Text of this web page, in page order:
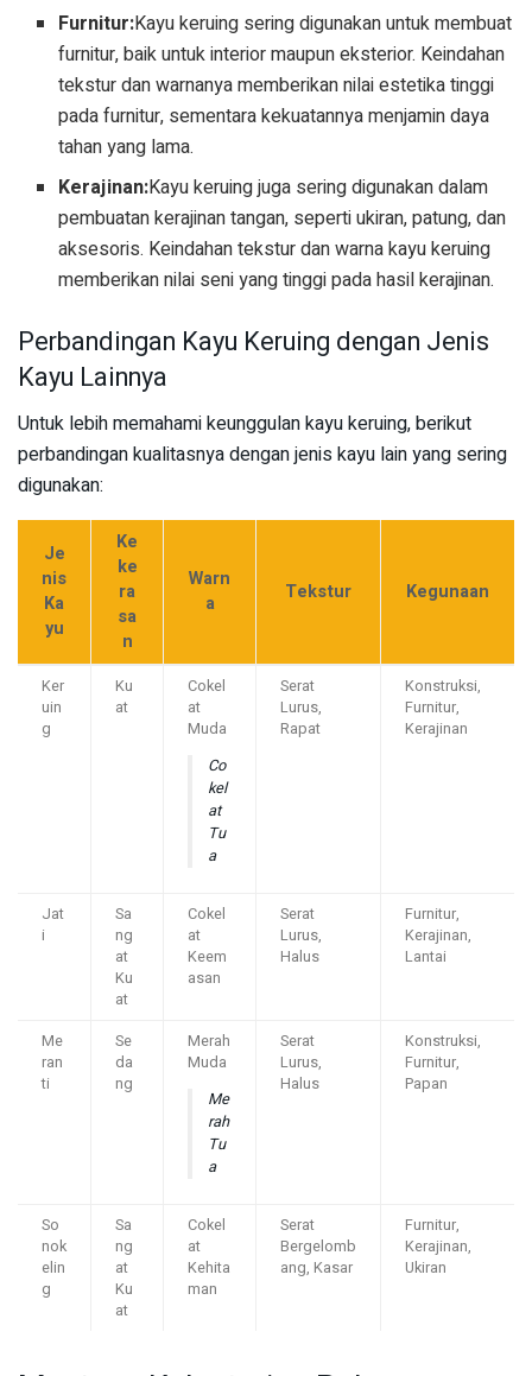
Furnitur:Kayu keruing sering digunakan untuk membuat
furnitur, baik untuk interior maupun eksterior. Keindahan
tekstur dan warnanya memberikan nilai estetika tinggi
pada furnitur, sementara kekuatannya menjamin daya
tahan yang lama.
Kerajinan:Kayu keruing juga sering digunakan dalam
pembuatan kerajinan tangan, seperti ukiran, patung, dan
aksesoris. Keindahan tekstur dan warna kayu keruing
memberikan nilai seni yang tinggi pada hasil kerajinan.
Perbandingan Kayu Keruing dengan Jenis
Kayu Lainnya
Untuk lebih memahami keunggulan kayu keruing, berikut
perbandingan kualitasnya dengan jenis kayu lain yang sering
digunakan:
Je
nis
Ka
yu
Ke
ke
ra
sa
n
Warn
a
Tekstur Kegunaan
Ker
uin
g
Ku
at
Cokel
at
Muda
Co
kel
at
Tu
a
Serat
Lurus,
Rapat
Konstruksi,
Furnitur,
Kerajinan
Jat
i
Sa
ng
at
Ku
at
Cokel
at
Keem
asan
Serat
Lurus,
Halus
Furnitur,
Kerajinan,
Lantai
Me
ran
ti
Se
da
ng
Merah
Muda
Me
rah
Tu
a
Serat
Lurus,
Halus
Konstruksi,
Furnitur,
Papan
So
nok
elin
g
Sa
ng
at
Ku
at
Cokel
at
Kehita
man
Serat
Bergelomb
ang, Kasar
Furnitur,
Kerajinan,
Ukiran